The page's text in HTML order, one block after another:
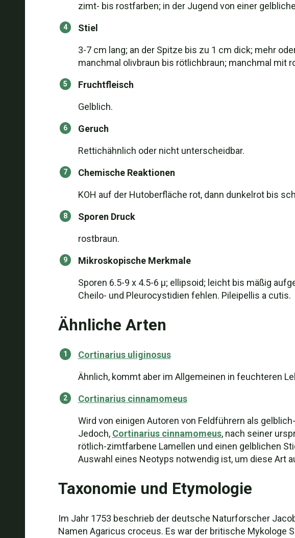
zimt- bis rostfarben; in der Jugend von einer
Stiel
3-7 cm lang; an der Spitze bis zu 1 cm dick; mehr
manchmal olivbraun bis rötlichbraun; manchmal mit
Fruchtfleisch
Gelblich.
Geruch
Rettichähnlich oder nicht unterscheidbar.
Chemische Reaktionen
KOH auf der Hutoberfläche rot, dann dunkelrot bis
Sporen Druck
rostbraun.
Mikroskopische Merkmale
Sporen 6.5-9 x 4.5-6 µ; ellipsoid; leicht bis mäßig
Cheilo- und Pleurocystidien fehlen. Pileipellis a cutis.
Ähnliche Arten
Cortinarius uliginosus
Ähnlich, kommt aber im Allgemeinen in feuchteren
Cortinarius cinnamomeus
Wird von einigen Autoren von Feldführern als
Jedoch, Cortinarius cinnamomeus, nach seiner
rötlich-zimtfarbene Lamellen und einen gelblichen
Auswahl eines Neotyps notwendig ist, um diese Art
Taxonomie und Etymologie
Im Jahr 1753 beschrieb der deutsche Naturforscher
Namen Agaricus croceus. Es war der britische Mykologe